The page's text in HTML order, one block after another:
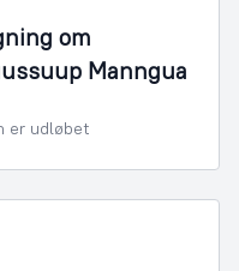
om
Manngua
er udløbet